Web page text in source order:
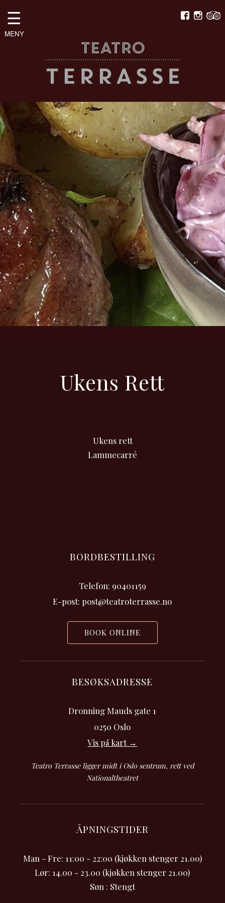
☰
MENY
Ukens Rett
Ukens rett
Lammecarré
BORDBESTILLING
Telefon: 90401159
E-post: post@teatroterrasse.no
BOOK ONLINE
BESØKSADRESSE
Dronning Mauds gate 1
0250 Oslo
Vis på kart →
Teatro Terrasse ligger midt i Oslo sentrum, rett ved
Nationaltheatret
ÅPNINGSTIDER
Man - Fre: 11:00 - 22:00 (kjøkken stenger 21.00)
Lør: 14.00 - 23.00 (kjøkken stenger 21.00)
Søn : Stengt